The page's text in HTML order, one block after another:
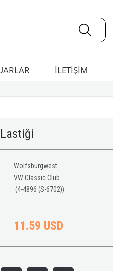
İLETİŞİM
Wolfsburgwest
VW Classic Club
(4-4896 (S-6702))
11.59 USD